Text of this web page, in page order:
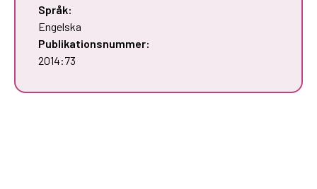
Språk:
Engelska
Publikationsnummer:
2014:73